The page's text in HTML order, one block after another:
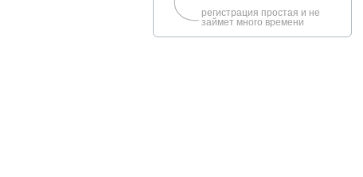
регистрация простая и не
займет много времени